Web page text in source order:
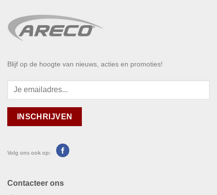
Blijf op de hoogte van nieuws, acties en promoties!
Volg ons ook op:
Contacteer ons